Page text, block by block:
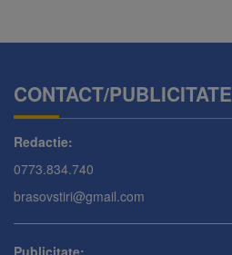
CONTACT/PUBLICITATE
Redactie:
0773.834.740
brasovstiri@gmail.com